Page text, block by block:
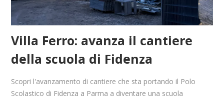
Villa Ferro: avanza il cantiere
della scuola di Fidenza
Scopri l'avanzamento di cantiere che sta portando il Polo
Scolastico di Fidenza a Parma a diventare una scuola